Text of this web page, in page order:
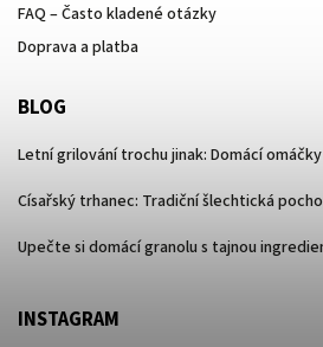
FAQ – Často kladené otázky
Doprava a platba
BLOG
Letní grilování trochu jinak: Domácí
Císařský trhanec: Tradiční šlechtická
Upečte si domácí granolu s tajnou
INSTAGRAM